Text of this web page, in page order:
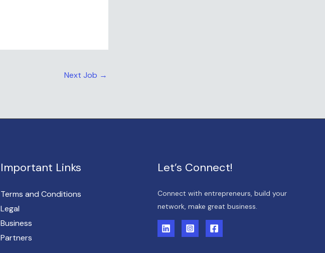
Next Job →
Important Links
Terms and Conditions
Legal
Business
Partners
Let’s Connect!
Connect with entrepreneurs, build your
network, make great business.